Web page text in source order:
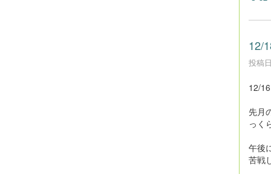
12/
投稿
12/
先月
っく
午後
苦戦